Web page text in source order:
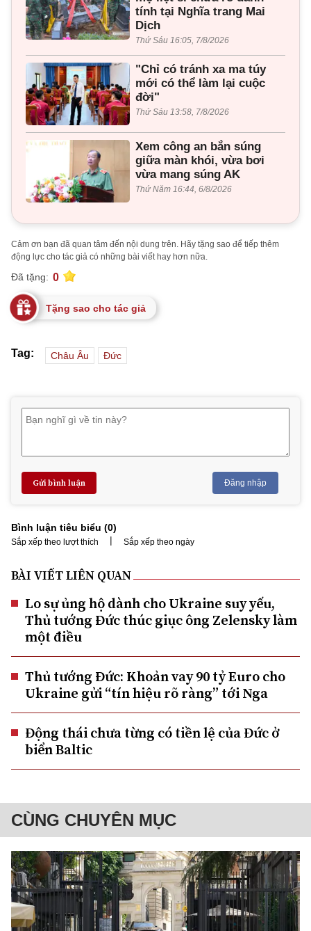
tính tại Nghĩa trang Mai
Dịch
Thứ Sáu 16:05, 7/8/2026
"Chỉ có tránh xa ma túy
mới có thể làm lại cuộc
đời"
Thứ Sáu 13:58, 7/8/2026
Xem công an bắn súng
giữa màn khói, vừa bơi
vừa mang súng AK
Thứ Năm 16:44, 6/8/2026
Cảm ơn bạn đã quan tâm đến nội dung trên. Hãy tặng sao để tiếp thêm
động lực cho tác giả có những bài viết hay hơn nữa.
Đã tặng: 0
Tặng sao cho tác giả
Tag: Châu Âu Đức
Gửi bình luận Đăng nhập
Bình luận tiêu biểu (0)
Sắp xếp theo lượt thích | Sắp xếp theo ngày
BÀI VIẾT LIÊN QUAN
Lo sự ủng hộ dành cho Ukraine suy yếu,
Thủ tướng Đức thúc giục ông Zelensky làm
một điều
Thủ tướng Đức: Khoản vay 90 tỷ Euro cho
Ukraine gửi “tín hiệu rõ ràng” tới Nga
Động thái chưa từng có tiền lệ của Đức ở
biển Baltic
CÙNG CHUYÊN MỤC